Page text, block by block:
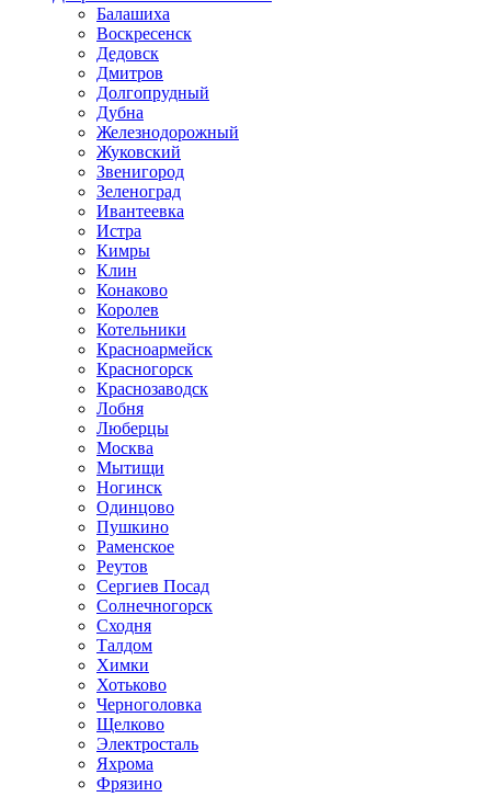
Балашиха
Воскресенск
Дедовск
Дмитров
Долгопрудный
Дубна
Железнодорожный
Жуковский
Звенигород
Зеленоград
Ивантеевка
Истра
Кимры
Клин
Конаково
Королев
Котельники
Красноармейск
Красногорск
Краснозаводск
Лобня
Люберцы
Москва
Мытищи
Ногинск
Одинцово
Пушкино
Раменское
Реутов
Сергиев Посад
Солнечногорск
Сходня
Талдом
Химки
Хотьково
Черноголовка
Щелково
Электросталь
Яхрома
Фрязино